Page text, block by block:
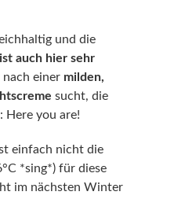
und die
auch hier sehr
nach einer milden,
sucht, die
Here you are!
einfach nicht die
*sing*) für diese
im nächsten Winter